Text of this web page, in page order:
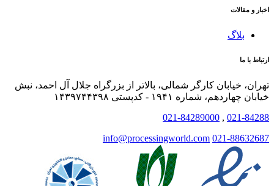
اخبار و مقالات
بلاگ
ارتباط با ما
تهران، خیابان کارگر شمالی، بالاتر از بزرگراه جلال آل احمد، نبش
خیابان چهاردهم، شماره ۱۹۴۱ - کدپستی ۱۴۳۹۷۴۴۳۹۸
021-84288
,
021-84289000
021-88632687
info@processingworld.com